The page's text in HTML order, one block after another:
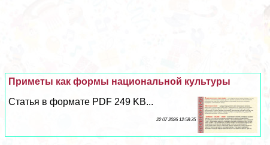
Приметы как формы национальной культуры
Статья в формате PDF 249 KB...
22 07 2026 12:58:35